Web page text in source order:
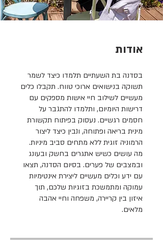
אודות
בסדנה בת השעתיים תלמדו כיצד לשמר
תשוקה בנישואים ארוכי טווח. תקבלו כלים
מעשיים לשילוב חיי אישות מספקים עם
דרישות היומיום, ותלמדו להתגבר על
חסמים רגשיים. נעסוק בפיתוח תקשורת
מינית בריאה ופתוחה, ונבין כיצד ליצור
הרמוניה זוגית ללא מתחים סביב מיניות.
מה עושים כשיש אתגרים בחשק ובעונג
ובמצבים של פערים. בסיום הסדנה, תצאו
עם ידע וכלים מעשיים ליצירת אינטימיות
עמוקה ומתמשכת בזוגיות שלכם, תוך
איזון בין קריירה, משפחה וחיי אהבה
מלאים.